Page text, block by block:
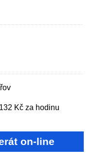
Kč za hodinu
on-line